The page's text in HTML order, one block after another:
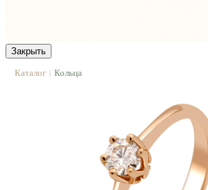
Закрыть
Каталог | Кольца